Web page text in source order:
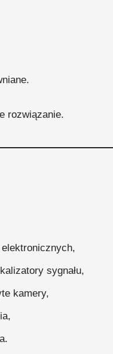
rozwiązanie.
sygnału,
kamery,